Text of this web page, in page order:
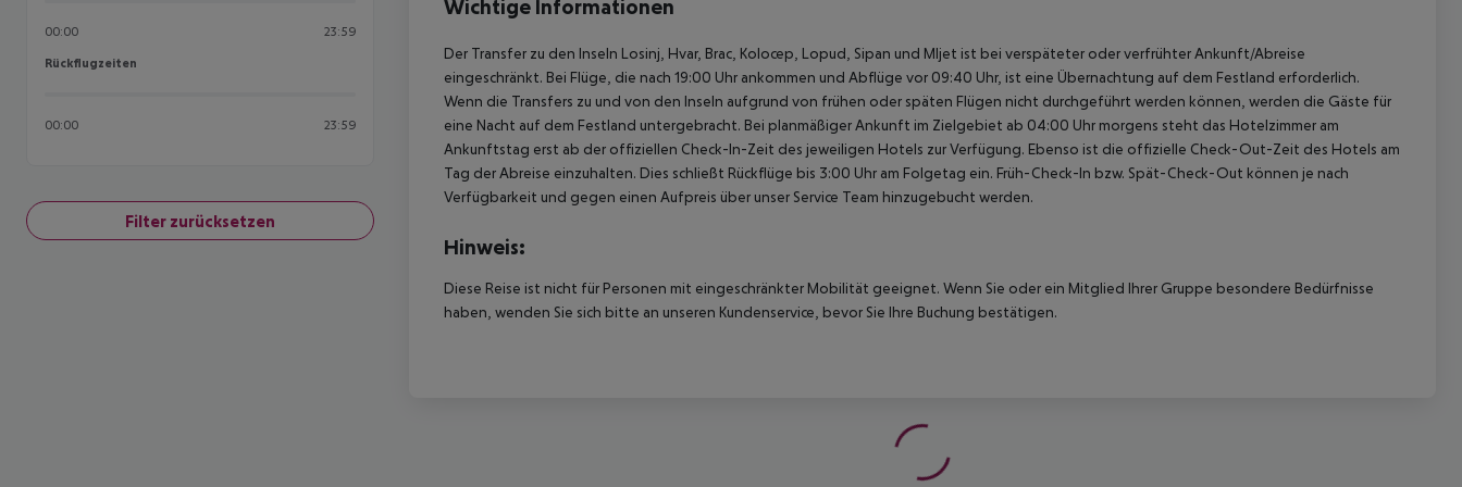
00:00 23:59
Rückflugzeiten
Rückflugzeiten
00:00 23:59
Filter zurücksetzen
Wichtige Informationen
Der Transfer zu den Inseln Losinj, Hvar, Brac, Kolocep, Lopud, Sipan und Mljet ist bei verspäteter oder verfrühter Ankunft/Abreise
eingeschränkt. Bei Flüge, die nach 19:00 Uhr ankommen und Abflüge vor 09:40 Uhr, ist eine Übernachtung auf dem Festland erforderlich.
Wenn die Transfers zu und von den Inseln aufgrund von frühen oder späten Flügen nicht durchgeführt werden können, werden die Gäste für
eine Nacht auf dem Festland untergebracht. Bei planmäßiger Ankunft im Zielgebiet ab 04:00 Uhr morgens steht das Hotelzimmer am
Ankunftstag erst ab der offiziellen Check-In-Zeit des jeweiligen Hotels zur Verfügung. Ebenso ist die offizielle Check-Out-Zeit des Hotels am
Tag der Abreise einzuhalten. Dies schließt Rückflüge bis 3:00 Uhr am Folgetag ein. Früh-Check-In bzw. Spät-Check-Out können je nach
Verfügbarkeit und gegen einen Aufpreis über unser Service Team hinzugebucht werden.
Hinweis:
Diese Reise ist nicht für Personen mit eingeschränkter Mobilität geeignet. Wenn Sie oder ein Mitglied Ihrer Gruppe besondere Bedürfnisse
haben, wenden Sie sich bitte an unseren Kundenservice, bevor Sie Ihre Buchung bestätigen.